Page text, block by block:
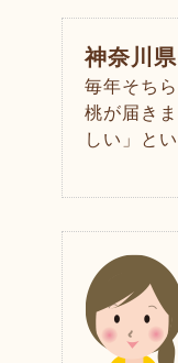
神奈川
毎年そち
桃が届き
しい」と